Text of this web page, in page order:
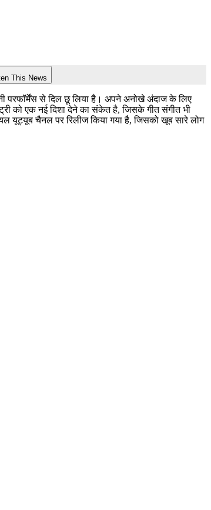
This News
परफॉर्मेंस से दिल छू लिया है। अपने अनोखे अंदाज के लिए
को एक नई दिशा देने का संकेत है, जिसके गीत संगीत भी
यूट्यूब चैनल पर रिलीज किया गया है, जिसको खूब सारे लोग